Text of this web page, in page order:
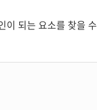
이 되는 요소를 찾을